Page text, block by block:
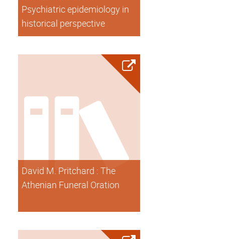
Psychiatric epidemiology in
historical perspective
David M. Pritchard : The
Athenian Funeral Oration